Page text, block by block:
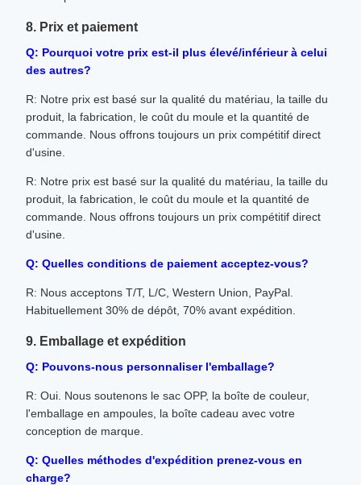
8. Prix et paiement
Q: Pourquoi votre prix est-il plus élevé/inférieur à celui
des autres?
R: Notre prix est basé sur la qualité du matériau, la taille du
produit, la fabrication, le coût du moule et la quantité de
commande. Nous offrons toujours un prix compétitif direct
d'usine.
R: Notre prix est basé sur la qualité du matériau, la taille du
produit, la fabrication, le coût du moule et la quantité de
commande. Nous offrons toujours un prix compétitif direct
d'usine.
Q: Quelles conditions de paiement acceptez-vous?
R: Nous acceptons T/T, L/C, Western Union, PayPal.
Habituellement 30% de dépôt, 70% avant expédition.
9. Emballage et expédition
Q: Pouvons-nous personnaliser l'emballage?
R: Oui. Nous soutenons le sac OPP, la boîte de couleur,
l'emballage en ampoules, la boîte cadeau avec votre
conception de marque.
Q: Quelles méthodes d'expédition prenez-vous en
charge?